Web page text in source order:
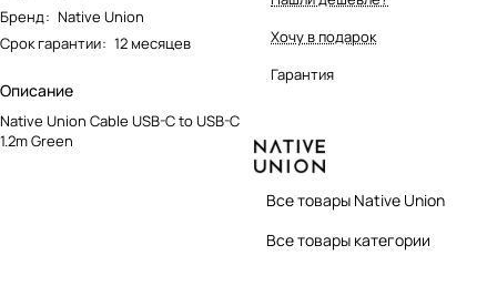
Бренд: Native Union
Срок гарантии: 12 месяцев
Описание
Native Union Cable USB-C to USB-C
1.2m Green
Хочу в подарок
Гарантия
Все товары Native Union
Все товары категории